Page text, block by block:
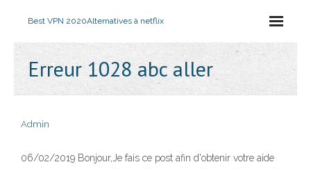
Best VPN 2020Alternatives à netflix
Erreur 1028 abc aller
Admin
06/02/2019 Bonjour,Je fais ce post afin d'obtenir votre aide